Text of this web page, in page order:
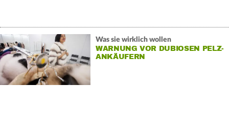
Was sie wirklich wollen
WARNUNG VOR DUBIOSEN PELZ-
ANKÄUFERN